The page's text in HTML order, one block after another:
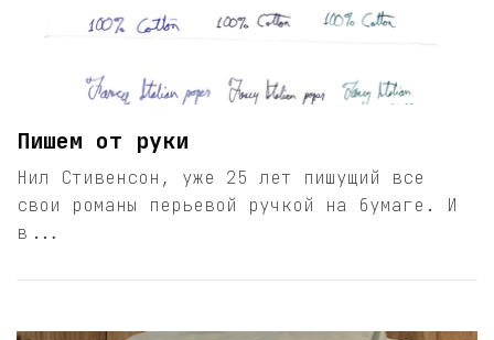
Пишем от руки
Нил Стивенсон, уже 25 лет пишущий все
свои романы перьевой ручкой на бумаге. И
в...